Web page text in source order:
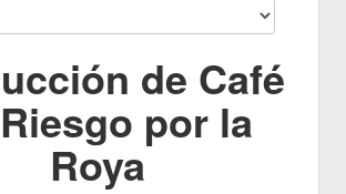
de Café
por la
Roya